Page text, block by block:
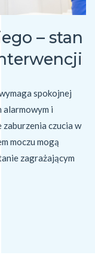
– stan
spokojnej
alarmowym i
czucia w
moczu mogą
zagrażającym